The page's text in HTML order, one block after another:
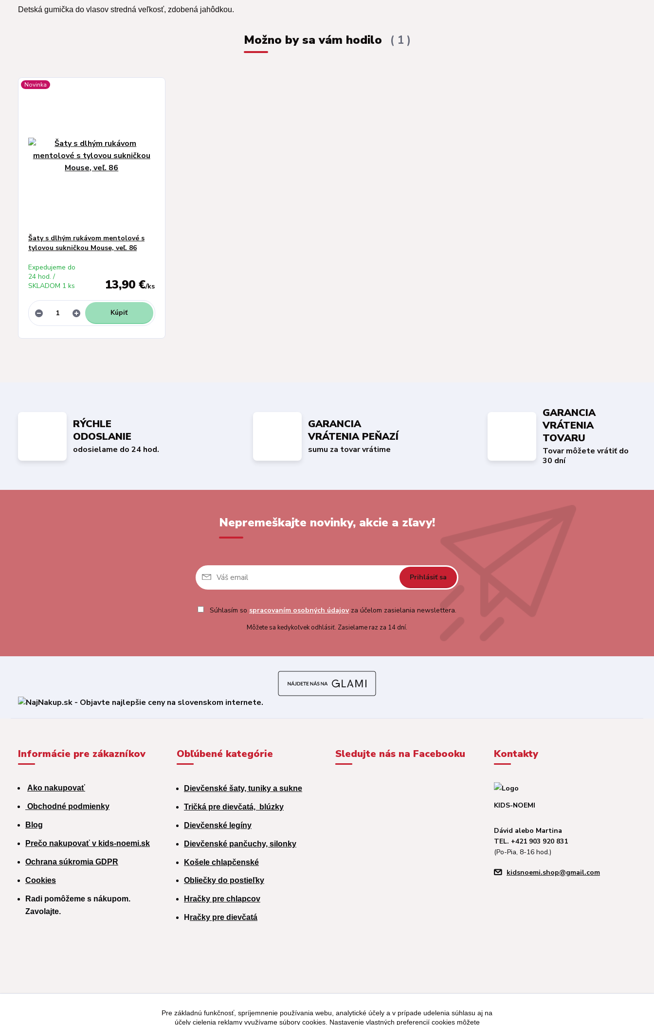
Detská gumička do vlasov stredná veľkosť, zdobená jahôdkou.
Možno by sa vám hodilo 1
Novinka
Šaty s dlhým rukávom mentolové s
tylovou sukničkou Mouse, veľ. 86
13,90 €/ks
Expedujeme do
24 hod. /
SKLADOM 1 ks
Kúpiť
RÝCHLE
ODOSLANIE
odosielame do 24 hod.
GARANCIA
VRÁTENIA PEŇAZÍ
sumu za tovar vrátime
GARANCIA
VRÁTENIA
TOVARU
Tovar môžete vrátiť do
30 dní
Nepremeškajte novinky, akcie a zľavy!
Prihlásiť sa
Súhlasím so spracovaním osobných údajovza účelom zasielania newslettera.
Môžete sa kedykoľvek odhlásiť. Zasielame raz za 14 dní.
Informácie pre zákazníkov
Ako nakupovať
Obchodné podmienky
Blog
Prečo nakupovať v kids-noemi.sk
Ochrana súkromia GDPR
Cookies
Radi pomôžeme s nákupom.
Zavolajte.
Obľúbené kategórie
Dievčenské šaty, tuniky a sukne
Tričká pre dievčatá, blúzky
Dievčenské legíny
Dievčenské pančuchy, silonky
Košele chlapčenské
Obliečky do postieľky
Hračky pre chlapcov
H račky pre dievčatá
Sledujte nás na Facebooku Kontakty
KIDS-NOEMI
Dávid alebo Martina
TEL. +421 903 920 831
(Po-Pia, 8-16 hod.)
kidsnoemi.shop@gmail.com
Pre základnú funkčnosť, spríjemnenie používania webu, analytické účely a v prípade udelenia súhlasu aj na
účely cielenia reklamy využívame súbory cookies. Nastavenie vlastných preferencií cookies môžete